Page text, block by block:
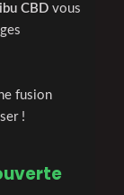
CBD vous
fusion
!